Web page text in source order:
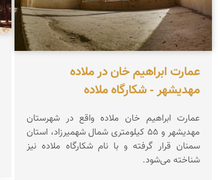
عمارت ابراهیم خان در ملاده
مهدیشهر - شکارگاه ملاده
عمارت ابراهیم خان ملاده واقع در شهرستان
مهدیشهر و ۵۵ کیلومتری شمال شهمیرزاد، استان
سمنان قرار گرفته و با نام شکارگاه ملاده نیز
شناخته می‌شود.